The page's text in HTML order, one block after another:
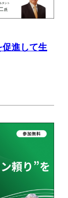
進して生